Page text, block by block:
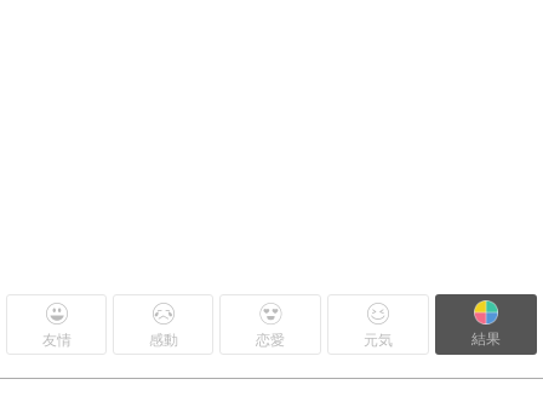
友情 感動 恋愛 元気 結果